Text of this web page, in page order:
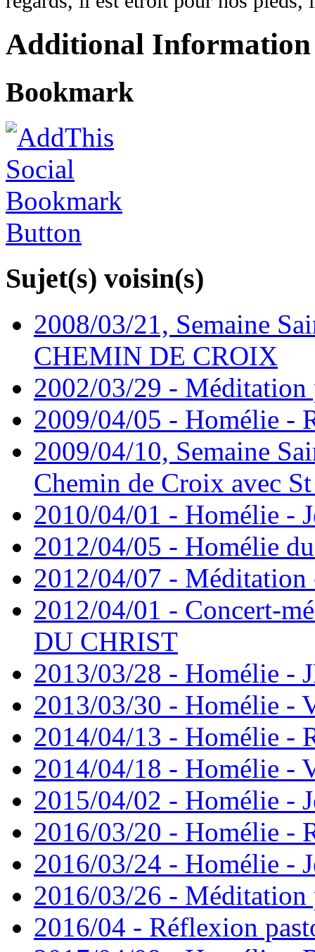
Additional Information
Bookmark
Sujet(s) voisin(s)
2008/03/21, Semaine
CHEMIN DE CROIX
2002/03/29 - Méditation
2009/04/05 - Homélie -
2009/04/10, Semaine
Chemin de Croix avec
2010/04/01 - Homélie -
2012/04/05 - Homélie
2012/04/07 - Méditation
2012/04/01 - Concert-
DU CHRIST
2013/03/28 - Homélie -
2013/03/30 - Homélie -
2014/04/13 - Homélie -
2014/04/18 - Homélie -
2015/04/02 - Homélie -
2016/03/20 - Homélie -
2016/03/24 - Homélie -
2016/03/26 - Méditation
2016/04 - Réflexion